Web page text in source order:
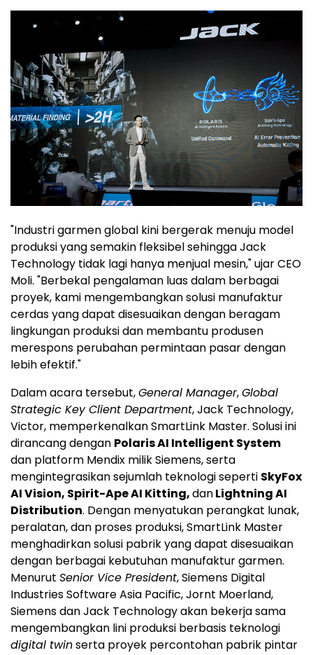
"Industri garmen global kini bergerak menuju model
produksi yang semakin fleksibel sehingga Jack
Technology tidak lagi hanya menjual mesin," ujar CEO
Moli. "Berbekal pengalaman luas dalam berbagai
proyek, kami mengembangkan solusi manufaktur
cerdas yang dapat disesuaikan dengan beragam
lingkungan produksi dan membantu produsen
merespons perubahan permintaan pasar dengan
lebih efektif."
Dalam acara tersebut,General Manager,Global
Strategic Key Client Department, Jack Technology,
Victor, memperkenalkan SmartLink Master. Solusi ini
dirancang dengan Polaris AI Intelligent System
dan platform Mendix milik Siemens, serta
mengintegrasikan sejumlah teknologi seperti SkyFox
AI Vision, Spirit-Ape AI Kitting,danLightning AI
Distribution. Dengan menyatukan perangkat lunak,
peralatan, dan proses produksi, SmartLink Master
menghadirkan solusi pabrik yang dapat disesuaikan
dengan berbagai kebutuhan manufaktur garmen.
Menurut Senior Vice President, Siemens Digital
Industries Software Asia Pacific, Jornt Moerland,
Siemens dan Jack Technology akan bekerja sama
mengembangkan lini produksi berbasis teknologi
digital twinserta proyek percontohan pabrik pintar